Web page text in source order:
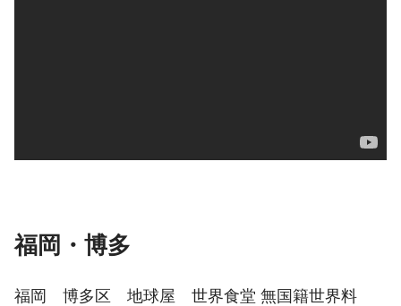
福岡・博多
福岡 博多区 地球屋 世界食堂 無国籍世界料